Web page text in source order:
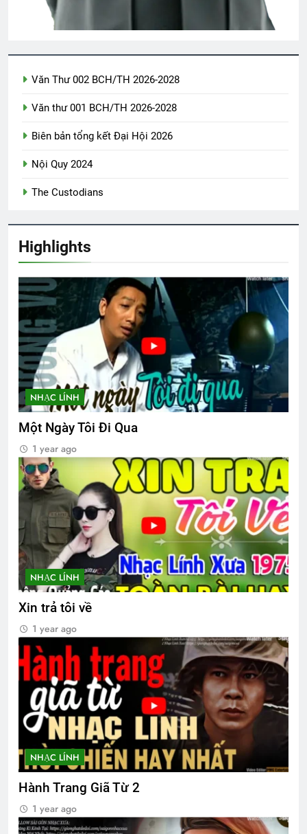
CSVSQ Trần Duy Xinh K10
Văn Lợi K21
CTBCTY Tập IV chương 44
2 Years Ago
Cựu SVSQ Đặng Quốc Trụ K20
3 Years Ago
CTBCTY Tập IV chương 41
3 Years Ago
Lực Lượng Xung Kích QĐ 3 VNCH
2 Years Ago
HOA GIẤY
3 Years Ago
CTBCTY – Tập I – Chương 4
3 Years Ago
Lính xa nhà
2 Years Ago
Ly rượu mừng
2 Years Ago
3 Years Ago 2 Years Ago
Văn Thư 002 BCH/TH 2026-2028
Văn thư 001 BCH/TH 2026-2028
Biên bản tổng kết Đại Hội 2026
Nội Quy 2024
The Custodians
Highlights
NHẠC LÍNH
Một Ngày Tôi Đi Qua
1 year ago
NHẠC LÍNH
Xin trả tôi về
1 year ago
NHẠC LÍNH
Hành Trang Giã Từ 2
1 year ago